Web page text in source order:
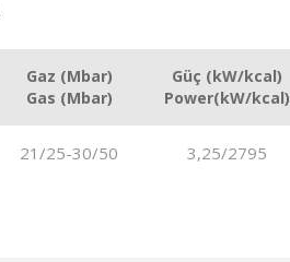
Gaz (Mbar)
Gas (Mbar)
Güç (kW/kcal)
Power(kW/kcal)
21/25-30/50 3,25/2795